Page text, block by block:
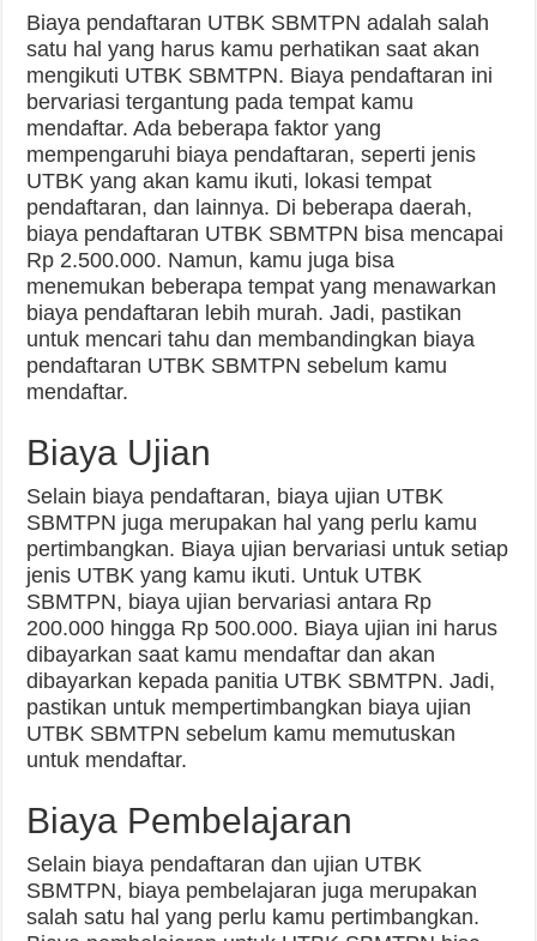
Biaya pendaftaran UTBK SBMTPN adalah salah
satu hal yang harus kamu perhatikan saat akan
mengikuti UTBK SBMTPN. Biaya pendaftaran ini
bervariasi tergantung pada tempat kamu
mendaftar. Ada beberapa faktor yang
mempengaruhi biaya pendaftaran, seperti jenis
UTBK yang akan kamu ikuti, lokasi tempat
pendaftaran, dan lainnya. Di beberapa daerah,
biaya pendaftaran UTBK SBMTPN bisa mencapai
Rp 2.500.000. Namun, kamu juga bisa
menemukan beberapa tempat yang menawarkan
biaya pendaftaran lebih murah. Jadi, pastikan
untuk mencari tahu dan membandingkan biaya
pendaftaran UTBK SBMTPN sebelum kamu
mendaftar.
Biaya Ujian
Selain biaya pendaftaran, biaya ujian UTBK
SBMTPN juga merupakan hal yang perlu kamu
pertimbangkan. Biaya ujian bervariasi untuk setiap
jenis UTBK yang kamu ikuti. Untuk UTBK
SBMTPN, biaya ujian bervariasi antara Rp
200.000 hingga Rp 500.000. Biaya ujian ini harus
dibayarkan saat kamu mendaftar dan akan
dibayarkan kepada panitia UTBK SBMTPN. Jadi,
pastikan untuk mempertimbangkan biaya ujian
UTBK SBMTPN sebelum kamu memutuskan
untuk mendaftar.
Biaya Pembelajaran
Selain biaya pendaftaran dan ujian UTBK
SBMTPN, biaya pembelajaran juga merupakan
salah satu hal yang perlu kamu pertimbangkan.